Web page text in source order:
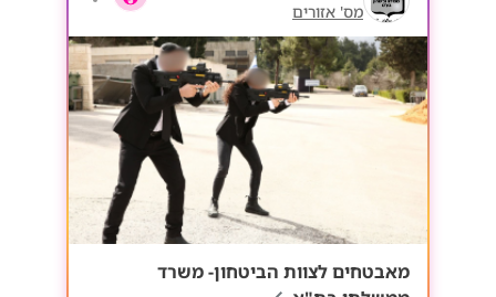
מס' אזורים
מאבטחים לצוות הביטחון- משרד